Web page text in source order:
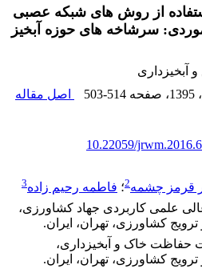
از روش های شبکه عصبی
سرشاخه های حوزه آبخیز
آبخیزداری
، 1395 ، صفحه 503-514
اصل مقاله
10.22059/
قرمز چشمه2؛ فاطمه رحیم زاده3
علمی کاربردی جهاد کشاورزی،
کشاورزی، تهران، ایران.
حفاظت خاک و آبخیزداری،
کشاورزی، تهران، ایران.